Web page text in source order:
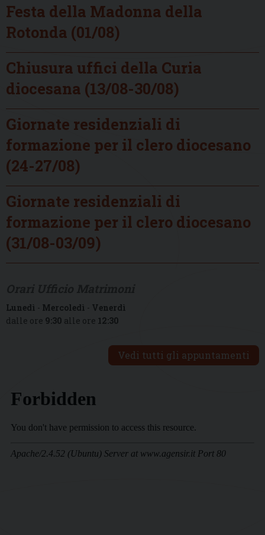
Festa della Madonna della
Rotonda (01/08)
Chiusura uffici della Curia
diocesana (13/08-30/08)
Giornate residenziali di
formazione per il clero diocesano
(24-27/08)
Giornate residenziali di
formazione per il clero diocesano
(31/08-03/09)
Lunedì - Mercoledì - Venerdì
dalle ore 9:30 alle ore 12:30
Vedi tutti gli appuntamenti